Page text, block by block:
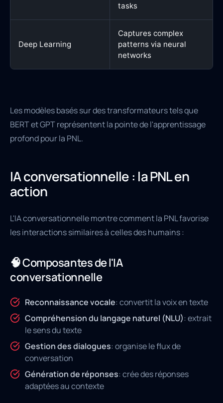
tasks
Deep Learning
Captures complex
patterns via neural
networks
Les modèles basés sur des transformateurs tels que
BERT et GPT représentent la pointe de l'apprentissage
profond pour la PNL.
IA conversationnelle : la PNL en
action
L'IA conversationnelle montre comment la PNL favorise
les interactions similaires à celles des humains :
🧠 Composantes de l'IA
conversationnelle
Reconnaissance vocale: convertit la voix en texte
Compréhension du langage naturel (NLU): extrait
le sens du texte
Gestion des dialogues: organise le flux de
conversation
Génération de réponses: crée des réponses
adaptées au contexte